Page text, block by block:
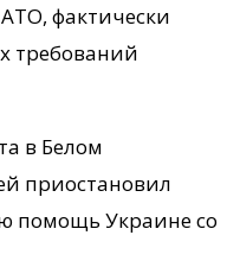
фактически
требований
в Белом
приостановил
помощь Украине со